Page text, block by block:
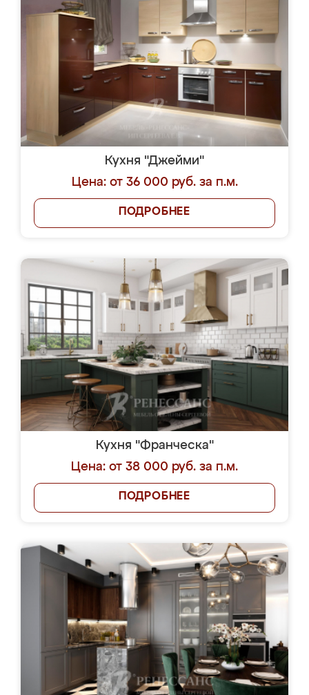
Кухня "Джейми"
Цена: от 36 000 руб. за п.м.
ПОДРОБНЕЕ
Кухня "Франческа"
Цена: от 38 000 руб. за п.м.
ПОДРОБНЕЕ